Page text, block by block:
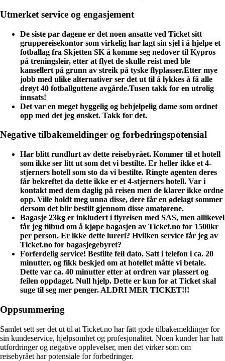
Utmerket service og engasjement
De siste par dagene er det noen ansatte ved Ticket sitt
gruppereisekontor som virkelig har lagt sin sjel i å hjelpe et
fotballag fra Skjetten SK å komme seg nedover til Kypros
på treningsleir, etter at flyet de skulle reist med ble
kansellert på grunn av streik på tyske flyplasser.Etter mye
jobb med ulike alternativer ser det ut til å lykkes å få alle
drøyt 40 fotballguttene avgårde.Tusen takk for en utrolig
innsats!
Det var en meget hyggelig og behjelpelig dame som ordnet
opp med det jeg ønsket. Takk for det.
Negative tilbakemeldinger og forbedringspotensial
Har blitt rundlurt av dette reisebyrået. Kommer til et hotell
som ikke ser litt ut som det vi bestilte. Er heller ikke et 4-
stjerners hotell som sto da vi bestilte. Ringte agenten deres
får bekreftet da dette ikke er et 4-stjerners hotell. Var i
kontakt med dem daglig på reisen men de klarer ikke ordne
opp. Ville holdt meg unna disse, dere får en ødelagt sommer
dersom det blir bestilt gjennom disse amatørene.
Bagasje 23kg er inkludert i flyreisen med SAS, men allikevel
får jeg tilbud om å kjøpe bagasjen av Ticket.no for 1500kr
per person. Er ikke dette lureri? Hvilken service får jeg av
Ticket.no for bagasjegebyret?
Forferdelig service! Bestilte feil dato. Satt i telefon i ca. 20
minutter, og fikk beskjed om at hotellet måtte vi betale.
Dette var ca. 40 minutter etter at ordren var plassert og
feilen oppdaget. Null hjelp. Dette er kun for at Ticket skal
suge til seg mer penger. ALDRI MER TICKET!!!
Oppsummering
Samlet sett ser det ut til at Ticket.no har fått gode tilbakemeldinger for
sin kundeservice, hjelpsomhet og profesjonalitet. Noen kunder har hatt
utfordringer og negative opplevelser, men det virker som om
reisebyrået har potensiale for forbedringer.